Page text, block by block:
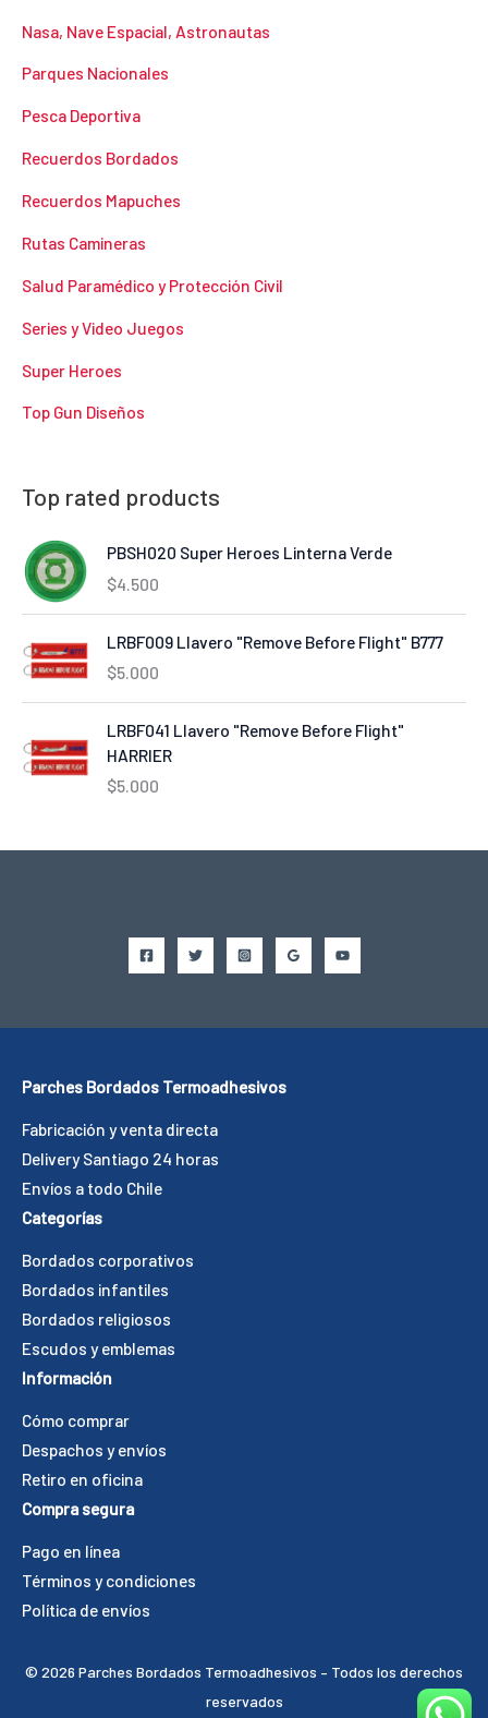
Nasa, Nave Espacial, Astronautas
Parques Nacionales
Pesca Deportiva
Recuerdos Bordados
Recuerdos Mapuches
Rutas Camineras
Salud Paramédico y Protección Civil
Series y Video Juegos
Super Heroes
Top Gun Diseños
Top rated products
PBSH020 Super Heroes Linterna Verde
$4.500
LRBF009 Llavero "Remove Before Flight" B777
$5.000
LRBF041 Llavero "Remove Before Flight"
HARRIER
$5.000
Parches Bordados Termoadhesivos
Fabricación y venta directa
Delivery Santiago 24 horas
Envíos a todo Chile
Categorías
Bordados corporativos
Bordados infantiles
Bordados religiosos
Escudos y emblemas
Información
Cómo comprar
Despachos y envíos
Retiro en oficina
Compra segura
Pago en línea
Términos y condiciones
Política de envíos
©️ 2026 Parches Bordados Termoadhesivos – Todos los derechos
reservados